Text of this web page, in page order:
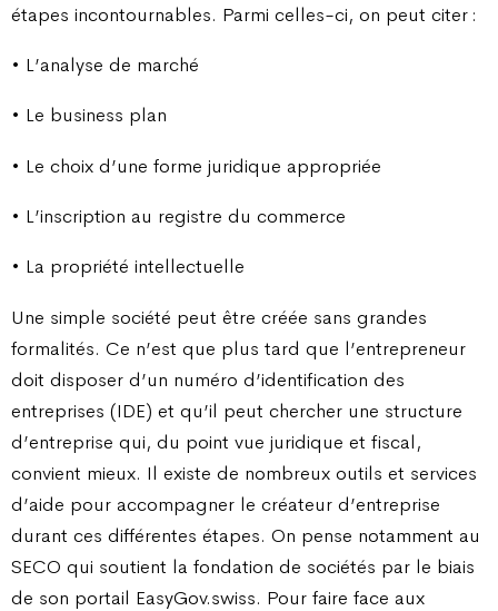
étapes incontournables. Parmi celles-ci, on peut citer :
• L’analyse de marché
• Le business plan
• Le choix d’une forme juridique appropriée
• L’inscription au registre du commerce
• La propriété intellectuelle
Une simple société peut être créée sans grandes
formalités. Ce n’est que plus tard que l’entrepreneur
doit disposer d’un numéro d’identification des
entreprises (IDE) et qu’il peut chercher une structure
d’entreprise qui, du point vue juridique et fiscal,
convient mieux. Il existe de nombreux outils et services
d’aide pour accompagner le créateur d’entreprise
durant ces différentes étapes. On pense notamment au
SECO qui soutient la fondation de sociétés par le biais
de son portail EasyGov.swiss. Pour faire face aux